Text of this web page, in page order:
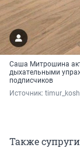
Саша Митрошина
дыхательными
подписчиков
Источник:
Также